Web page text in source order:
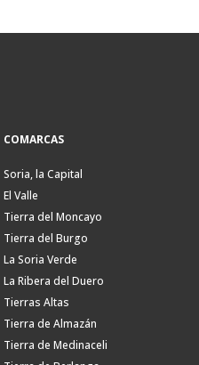
COMARCAS
Soria, la Capital
El Valle
Tierra del Moncayo
Tierra del Burgo
La Soria Verde
La Ribera del Duero
Tierras Altas
Tierra de Almazán
Tierra de Medinaceli